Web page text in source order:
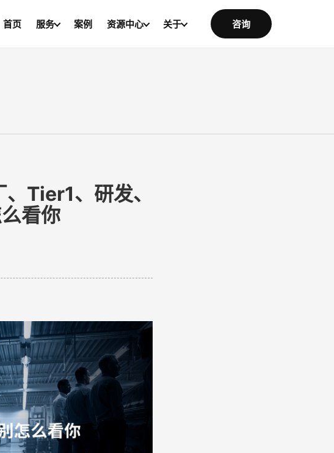
首页 服务 案例 资源中心 关于 咨询
Tier1、研发、
看你